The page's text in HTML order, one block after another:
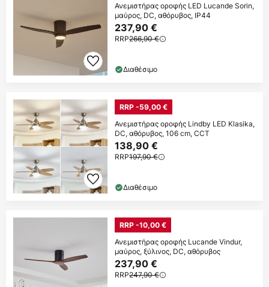
Ανεμιστήρας οροφής LED Lucande Sorin,
μαύρος, DC, αθόρυβος, IP44
237,90 €
RRP266,90 €
Διαθέσιμο
RRP -59,00 €
Ανεμιστήρας οροφής Lindby LED Klasika,
DC, αθόρυβος, 106 cm, CCT
138,90 €
RRP197,90 €
Διαθέσιμο
RRP -10,00 €
Ανεμιστήρας οροφής Lucande Vindur,
μαύρος, ξύλινος, DC, αθόρυβος
237,90 €
RRP247,90 €